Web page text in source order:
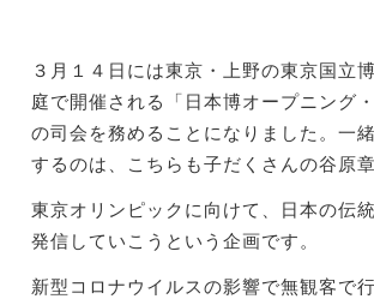
３月１４日には東京・上野の東京国立博
庭で開催される「日本博オープニング
の司会を務めることになりました。一
するのは、
こちらも子だくさんの谷原
東京オリンピックに向けて、
日本の伝
発信していこうという企画です。
新型コロナウイルスの影響で無観客で